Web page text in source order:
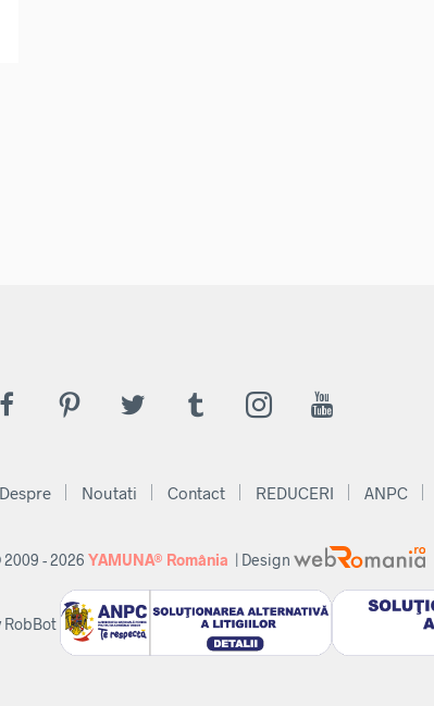
Despre Noutati Contact REDUCERI ANPC
- 2026 YAMUNA® România | Design
RobBot